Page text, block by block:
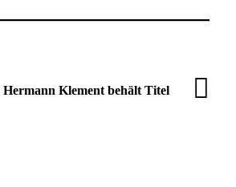
Hermann Klement behält Titel